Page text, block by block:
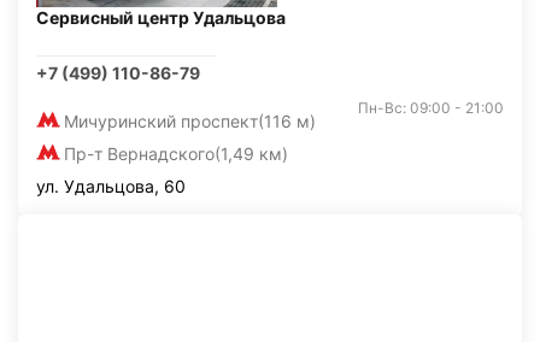
Сервисный центр Удальцова
+7 (499) 110-86-79
Мичуринский проспект(116 м)
Пр-т Вернадского(1,49 км)
Пн-Вс: 09:00 - 21:00
ул. Удальцова, 60